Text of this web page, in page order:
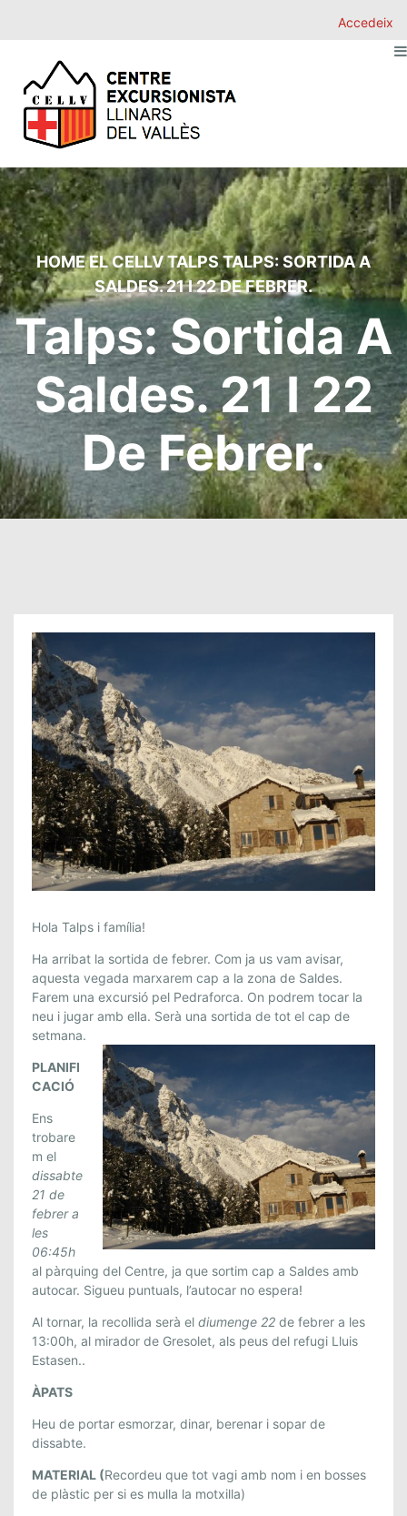
Accedeix
HOMEEL CELLVTALPSTALPS: SORTIDA A
SALDES. 21 I 22 DE FEBRER.
Talps: Sortida A
Saldes. 21 I 22
De Febrer.
T
A
L
P
S
:
O
R
T
I
D
A
A
S
A
L
D
S
.
2
1
2
2
D
E
Hola Talps i família!
Ha arribat la sortida de febrer. Com ja us vam avisar,
aquesta vegada marxarem cap a la zona de Saldes.
Farem una excursió pel Pedraforca. On podrem tocar la
neu i jugar amb ella. Serà una sortida de tot el cap de
setmana.
PLANIFI
CACIÓ
Ens
trobare
m el
dissabte
21 de
febrer a
les
06:45h
al pàrquing del Centre, ja que sortim cap a Saldes amb
autocar. Sigueu puntuals, l’autocar no espera!
Al tornar, la recollida serà el diumenge 22 de febrer a les
13:00h, al mirador de Gresolet, als peus del refugi Lluis
Estasen..
ÀPATS
Heu de portar esmorzar, dinar, berenar i sopar de
dissabte.
MATERIAL (Recordeu que tot vagi amb nom i en bosses
de plàstic per si es mulla la motxilla)